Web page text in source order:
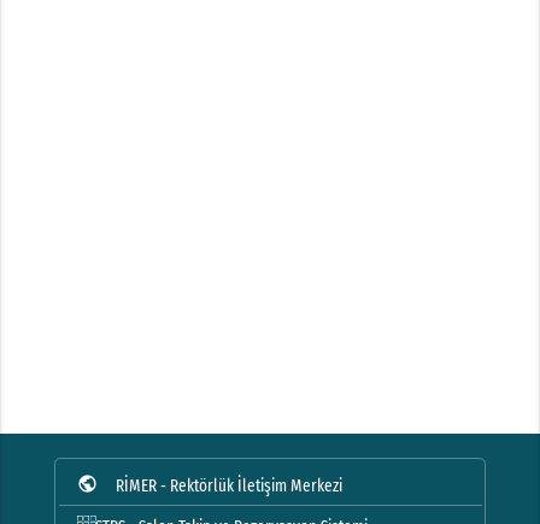
public
RİMER - Rektörlük İletişim Merkezi